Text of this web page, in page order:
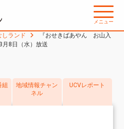
メニュー
しランド
『おせきばあやん お山入
月8日（水）放送
組
地域情報チャン
ネル
UCVレポート